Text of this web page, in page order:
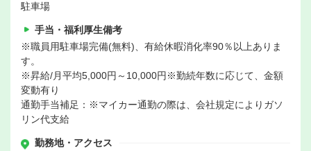
駐車場
手当・福利厚生備考
※職員用駐車場完備(無料)、有給休暇消化率90％以上ありま
す。
※昇給/月平均5,000円～10,000円※勤続年数に応じて、金額
変動有り
通勤手当補足：※マイカー通勤の際は、会社規定によりガソ
リン代支給
勤務地・アクセス